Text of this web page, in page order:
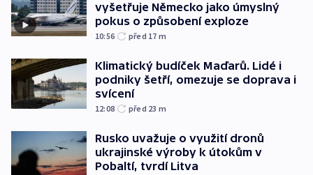
vyšetřuje Německo jako úmyslný
pokus o způsobení exploze
10:56 před 17 m
Klimatický budíček Maďarů. Lidé i
podniky šetří, omezuje se doprava i
svícení
12:08 před 23 m
Rusko uvažuje o využití dronů
ukrajinské výroby k útokům v
Pobaltí, tvrdí Litva